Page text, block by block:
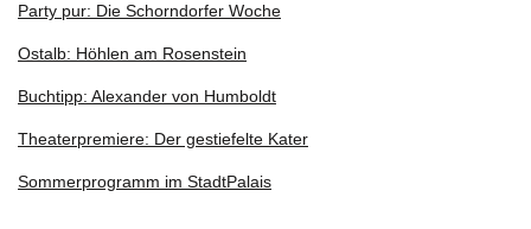
Party pur: Die Schorndorfer Woche
Ostalb: Höhlen am Rosenstein
Buchtipp: Alexander von Humboldt
Theaterpremiere: Der gestiefelte Kater
Sommerprogramm im StadtPalais